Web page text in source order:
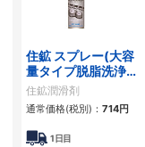
住鉱 スプレー(大容
量タイプ脱脂洗浄
剤) パーツクリーナ
ージャンボ 840ml
住鉱潤滑剤
通常価格(税別)： 714円
1日目